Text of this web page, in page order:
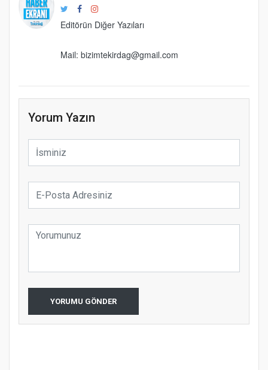
Editörün Diğer Yazıları
Mail: bizimtekirdag@gmail.com
Yorum Yazın
YORUMU GÖNDER